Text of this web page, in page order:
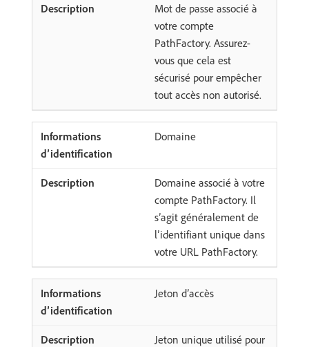
Mot de passe associé à
votre compte
PathFactory. Assurez-
vous que cela est
sécurisé pour empêcher
tout accès non autorisé.
Domaine
Domaine associé à votre
compte PathFactory. Il
s’agit généralement de
l’identifiant unique dans
votre URL PathFactory.
Jeton d’accès
Jeton unique utilisé pour